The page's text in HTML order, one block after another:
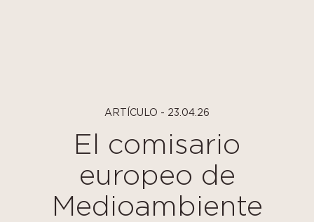
ARTÍCULO - 23.04.26
El comisario
europeo de
Medioambiente